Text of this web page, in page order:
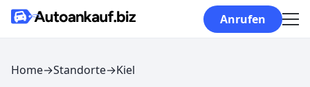
Skip to content
Anrufen
Home→Standorte→Kiel